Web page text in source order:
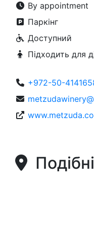
By appointment
Паркінг
Доступний
Підходить для
+972-50-